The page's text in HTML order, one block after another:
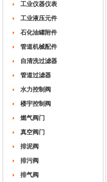
工业仪器仪表
工业液压元件
石化油罐附件
管道机械配件
自清洗过滤器
管道过滤器
水力控制阀
楼宇控制阀
燃气阀门
真空阀门
排泥阀
排污阀
排气阀